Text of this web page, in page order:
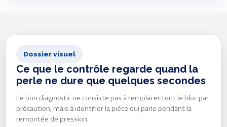
Dossier visuel
Ce que le contrôle regarde quand la
perle ne dure que quelques secondes
Le bon diagnostic ne consiste pas à remplacer tout le bloc par
précaution, mais à identifier la pièce qui parle pendant la
remontée de pression.